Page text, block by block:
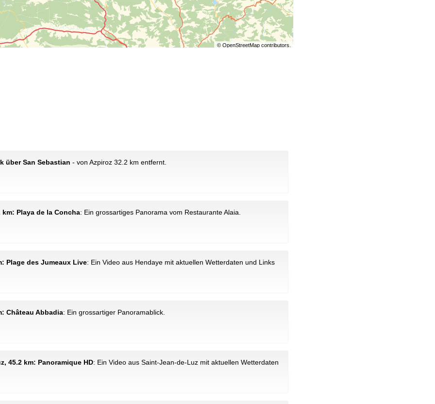
© OpenStreetMapcontributors.
über San Sebastian - von Azpiroz 32.2 km entfernt.
km: Playa de la Concha: Ein grossartiges Panorama vom Restaurante Alaia.
Plage des Jumeaux Live: Ein Video aus Hendaye mit aktuellen Wetterdaten und Links
Château Abbadia: Ein grossartiger Panoramablick.
45.2 km: Panoramique HD: Ein Video aus Saint-Jean-de-Luz mit aktuellen Wetterdaten